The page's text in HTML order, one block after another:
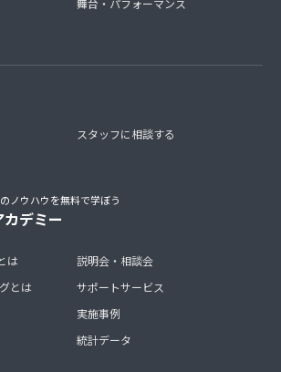
スタッフに相談する
ノウハウを無料で学ぼう
カデミー
は
とは
説明会・相談会
サポートサービス
実施事例
統計データ